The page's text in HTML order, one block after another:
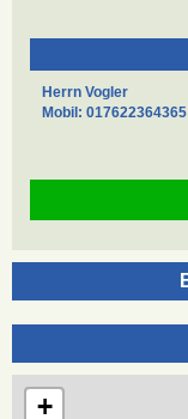
Herrn Vogler
Mobil: 017622364365
+